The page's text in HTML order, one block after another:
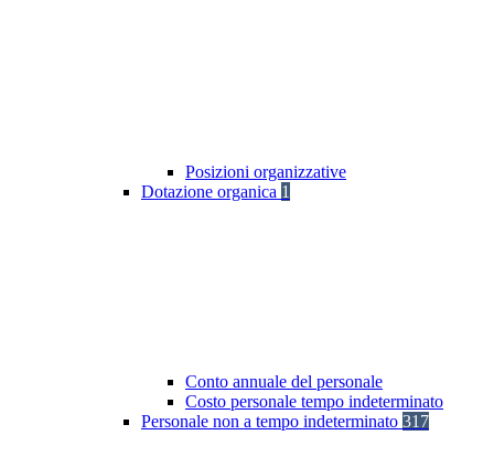
Posizioni organizzative
Dotazione organica 1
Conto annuale del personale
Costo personale tempo indeterminato
Personale non a tempo indeterminato 317